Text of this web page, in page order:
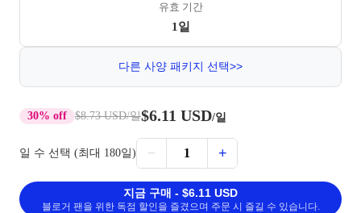
유효 기간
1일
다른 사양 패키지 선택>>
30% off $8.73 USD/일$6.11 USD/일
일 수 선택 (최대 180일) − 1 +
지금 구매 - $6.11 USD
블로거 팬을 위한 독점 할인을 즐겼으며 주문 시 즐길 수 있습니다.